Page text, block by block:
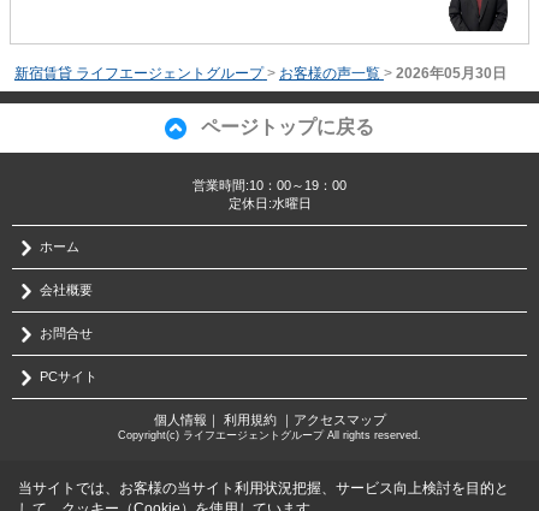
新宿賃貸 ライフエージェントグループ > お客様の声一覧 > 2026年05月30日
ページトップに戻る
営業時間:10：00～19：00
定休日:水曜日
ホーム
会社概要
お問合せ
PCサイト
個人情報 利用規約｜ アクセスマップ
Copyright(c) ライフエージェントグループ All rights reserved.
当サイトでは、お客様の当サイト利用状況把握、サービス向上検討を目的と